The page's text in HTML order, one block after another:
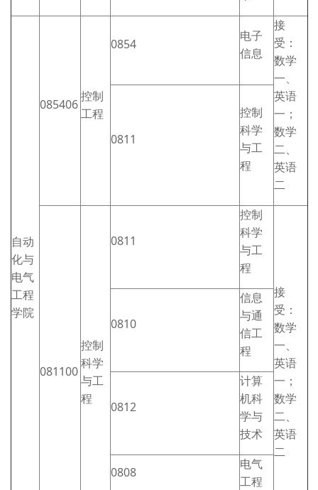
自动
化与
电气
工程
学院
085406
控制
工程
0854
电子
信息
接
受：
数学
一、
英语
一；
数学
二、
英语
二
0811
控制
科学
与工
程
081100
控制
科学
与工
程
0811
控制
科学
与工
程
接
受：
数学
一、
英语
一；
数学
二、
英语
二
0810
信息
与通
信工
程
0812
计算
机科
学与
技术
0808
电气
工程